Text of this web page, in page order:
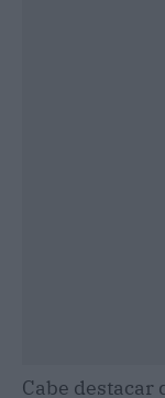
Cabe destacar